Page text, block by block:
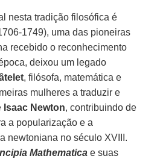
nesta tradição filosófica é
1749), uma das pioneiras
recebido o reconhecimento
deixou um legado
, filósofa, matemática e
mulheres a traduzir e
Isaac Newton, contribuindo de
a popularização e a
newtoniana no século XVIII.
Mathematica e suas